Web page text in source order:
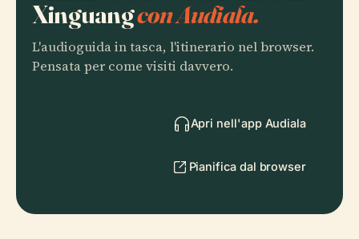
Xinguangcon Audiala.
L'audioguida in tasca, l'itinerario nel browser.
Pensata per come visiti davvero.
Apri nell'app Audiala
Pianifica dal browser